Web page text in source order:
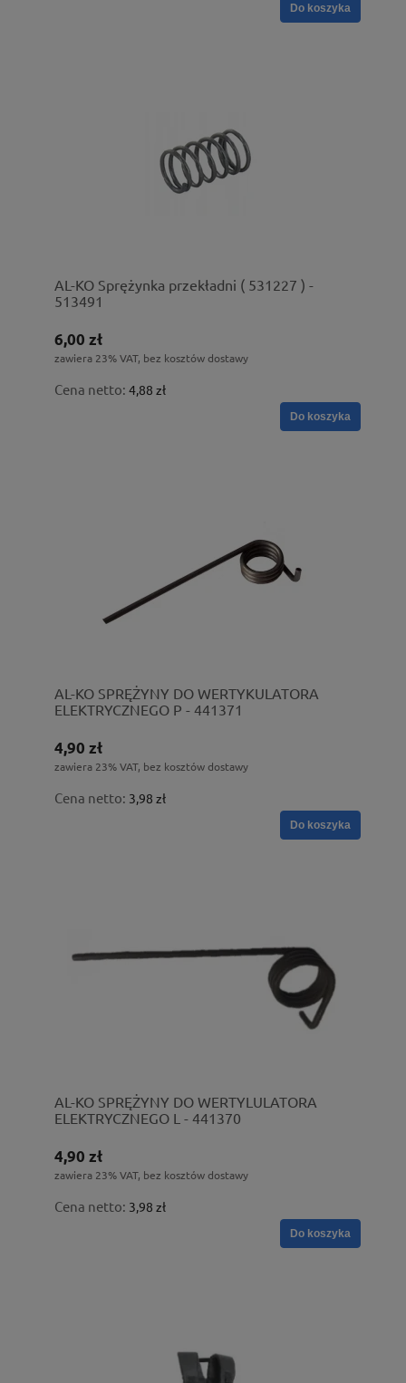
Do koszyka
AL-KO Sprężynka przekładni ( 531227 ) -
513491
6,00 zł
zawiera 23% VAT, bez kosztów dostawy
Cena netto: 4,88 zł
Do koszyka
AL-KO SPRĘŻYNY DO WERTYKULATORA
ELEKTRYCZNEGO P - 441371
4,90 zł
zawiera 23% VAT, bez kosztów dostawy
Cena netto: 3,98 zł
Do koszyka
AL-KO SPRĘŻYNY DO WERTYLULATORA
ELEKTRYCZNEGO L - 441370
4,90 zł
zawiera 23% VAT, bez kosztów dostawy
Cena netto: 3,98 zł
Do koszyka